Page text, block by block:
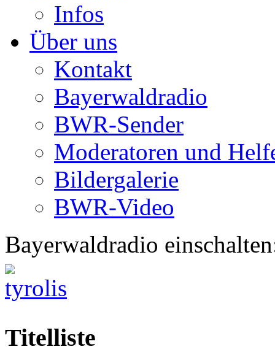
Infos
Über uns
Kontakt
Bayerwaldradio
BWR-Sender
Moderatoren und
Bildergalerie
BWR-Video
Bayerwaldradio
Titelliste